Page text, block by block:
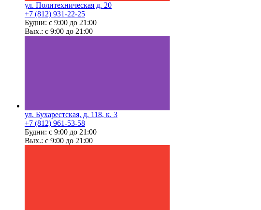
ул. Политехническая д. 20
+7 (812) 931-22-25
Будни: с 9:00 до 21:00
Вых.: с 9:00 до 21:00
ул. Бухарестская, д. 118, к. 3
+7 (812) 961-53-58
Будни: с 9:00 до 21:00
Вых.: с 9:00 до 21:00